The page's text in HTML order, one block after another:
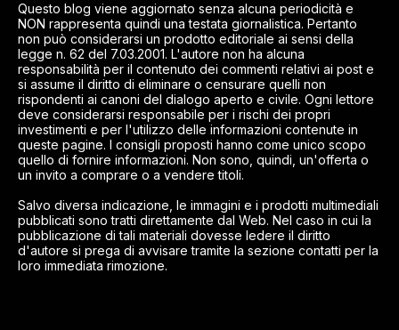
Questo blog viene aggiornato senza alcuna periodicità e
NON rappresenta quindi una testata giornalistica. Pertanto
non può considerarsi un prodotto editoriale ai sensi della
legge n. 62 del 7.03.2001. L'autore non ha alcuna
responsabilità per il contenuto dei commenti relativi ai post e
si assume il diritto di eliminare o censurare quelli non
rispondenti ai canoni del dialogo aperto e civile. Ogni lettore
deve considerarsi responsabile per i rischi dei propri
investimenti e per l'utilizzo delle informazioni contenute in
queste pagine. I consigli proposti hanno come unico scopo
quello di fornire informazioni. Non sono, quindi, un'offerta o
un invito a comprare o a vendere titoli.
Salvo diversa indicazione, le immagini e i prodotti multimediali
pubblicati sono tratti direttamente dal Web. Nel caso in cui la
pubblicazione di tali materiali dovesse ledere il diritto
d'autore si prega di avvisare tramite la sezione contatti per la
loro immediata rimozione.